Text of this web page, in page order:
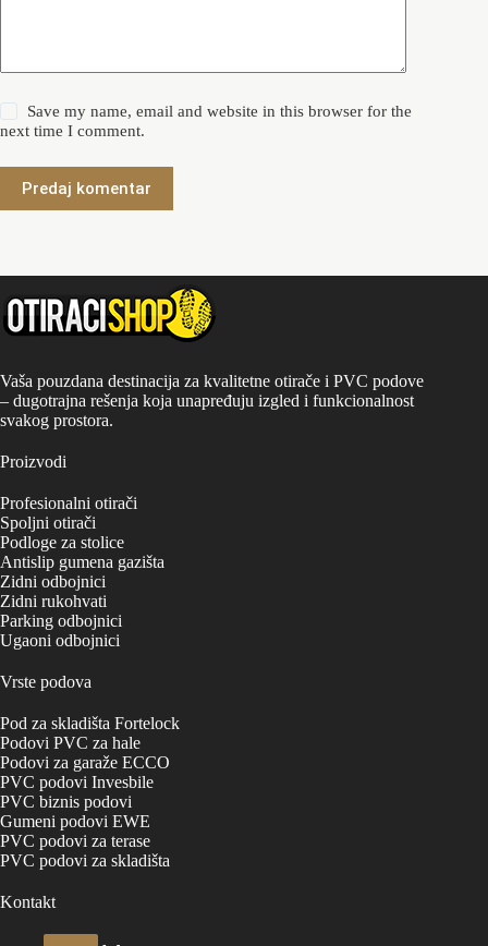
Save my name, email and website in this browser for the
next time I comment.
Predaj komentar
Vaša pouzdana destinacija za kvalitetne otirače i PVC podove
– dugotrajna rešenja koja unapređuju izgled i funkcionalnost
svakog prostora.
Proizvodi
Profesionalni otirači
Spoljni otirači
Podloge za stolice
Antislip gumena gazišta
Zidni odbojnici
Zidni rukohvati
Parking odbojnici
Ugaoni odbojnici
Vrste podova
Pod za skladišta Fortelock
Podovi PVC za hale
Podovi za garaže ECCO
PVC podovi Invesbile
PVC biznis podovi
Gumeni podovi EWE
PVC podovi za terase
PVC podovi za skladišta
Kontakt